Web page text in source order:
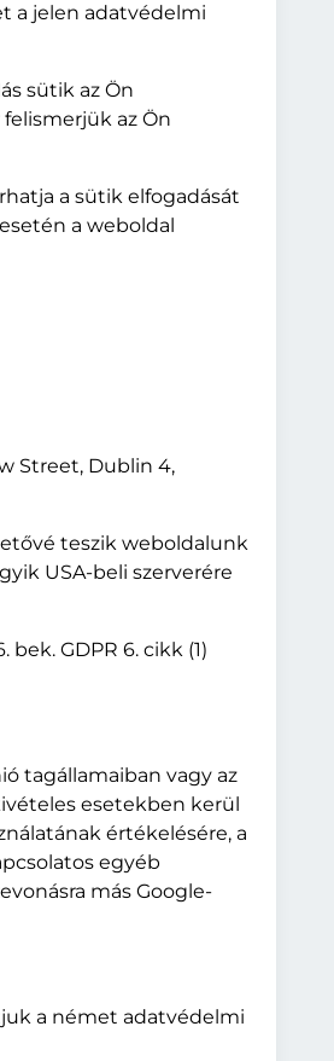
a jelen adatvédelmi
sütik az Ön
az Ön
a sütik elfogadását
a weboldal
Street, Dublin 4,
teszik weboldalunk
USA-beli szerverére
GDPR 6. cikk (1)
tagállamaiban vagy az
esetekben kerül
értékelésére, a
egyéb
más Google-
a német adatvédelmi